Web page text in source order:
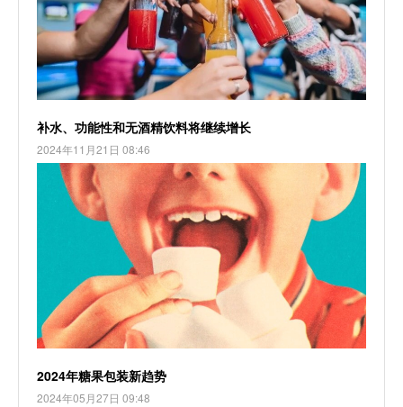
补水、功能性和无酒精饮料将继续增长
2024年11月21日 08:46
2024年糖果包装新趋势
2024年05月27日 09:48